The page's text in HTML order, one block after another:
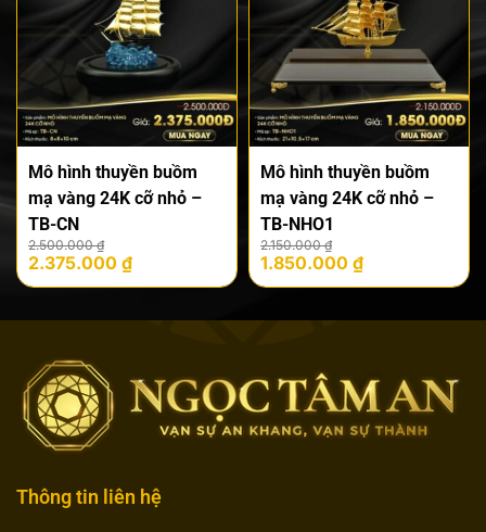
Mô hình thuyền buồm
mạ vàng 24K cỡ nhỏ –
TB-CN
2.500.000₫
Giá
gốc
là:
2.375.000 ₫
Giá
hiện
tại
Mô hình thuyền buồm
mạ vàng 24K cỡ nhỏ –
TB-NHO1
2.150.000₫
Giá
gốc
là:
1.850.000 ₫
Giá
hiện
tại
Thông tin liên hệ